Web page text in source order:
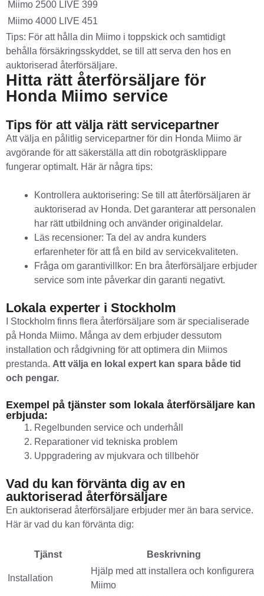
Miimo 2500 LIVE 399
Miimo 4000 LIVE 451
Tips: För att hålla din Miimo i toppskick och samtidigt
behålla försäkringsskyddet, se till att serva den hos en
auktoriserad återförsäljare.
Hitta rätt återförsäljare för
Honda Miimo service
Tips för att välja rätt servicepartner
Att välja en pålitlig servicepartner för din Honda Miimo är
avgörande för att säkerställa att din robotgräsklippare
fungerar optimalt. Här är några tips:
Kontrollera auktorisering: Se till att återförsäljaren är
auktoriserad av Honda. Det garanterar att personalen
har rätt utbildning och använder originaldelar.
Läs recensioner: Ta del av andra kunders
erfarenheter för att få en bild av servicekvaliteten.
Fråga om garantivillkor: En bra återförsäljare erbjuder
service som inte påverkar din garanti negativt.
Lokala experter i Stockholm
I Stockholm finns flera återförsäljare som är specialiserade
på Honda Miimo. Många av dem erbjuder dessutom
installation och rådgivning för att optimera din Miimos
prestanda. Att välja en lokal expert kan spara både tid
och pengar.
Exempel på tjänster som lokala återförsäljare kan
erbjuda:
Regelbunden service och underhåll
Reparationer vid tekniska problem
Uppgradering av mjukvara och tillbehör
Vad du kan förvänta dig av en
auktoriserad återförsäljare
En auktoriserad återförsäljare erbjuder mer än bara service.
Här är vad du kan förvänta dig:
Tjänst Beskrivning
Installation
Hjälp med att installera och konfigurera
Miimo